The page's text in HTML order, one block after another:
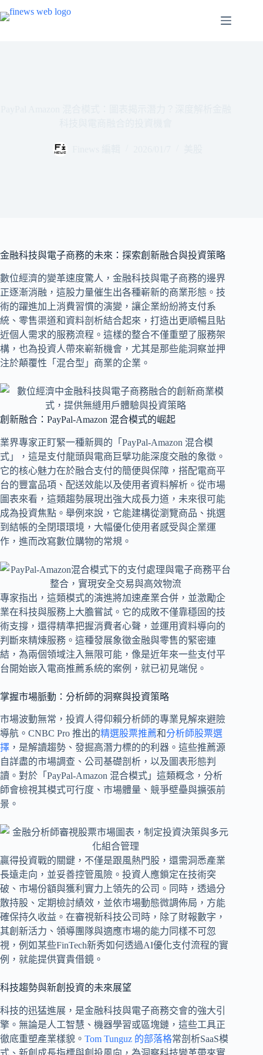
至
金融科技與電子商務的未來：探索創新融合與投資策略
數位經濟的變革速度驚人，金融科技與電子商務的邊界
正逐漸消融，這股力量催生出各種嶄新的商業形態。技
術的躍進加上消費習慣的演變，讓企業紛紛將支付系
統、零售渠道和資料剖析結合起來，打造出更順暢且貼
近個人需求的服務流程。這樣的整合不僅重塑了服務架
構，也為投資人帶來嶄新機會，尤其是那些能洞察並押
注於顛覆性「混合型」商業的企業。
創新融合：PayPal-Amazon 混合模式的崛起
業界專家正盯緊一種新興的「PayPal-Amazon 混合模
式」，這是支付龍頭與電商巨擘功能深度交融的象徵。
它的核心魅力在於融合支付的簡便與保障，搭配電商平
台的豐富品項、配送效能以及使用者資料解析。從市場
圖表來看，這類趨勢展現出強大成長力道，未來很可能
成為投資焦點。舉例來說，它能建構從瀏覽商品、挑選
到結帳的全閉環環境，大幅優化使用者感受與企業運
作，進而改寫數位購物的常規。
專家指出，這類模式的演進將加速產業合併，並激勵企
業在科技與服務上大膽嘗試。它的成敗不僅靠穩固的技
術支撐，還得精準把握消費者心聲，並運用資料導向的
判斷來精煉服務。這種發展象徵金融與零售的緊密連
結，為兩個領域注入無限可能，像是近年來一些支付平
台開始嵌入電商推薦系統的案例，就已初見端倪。
掌握市場脈動：分析師的洞察與投資策略
市場波動無常，投資人得仰賴分析師的專業見解來避險
導航。CNBC Pro 推出的精選股票推薦和分析師股票選
擇 ，是解讀趨勢、發掘高潛力標的的利器。這些推薦源
自詳盡的市場調查、公司基礎剖析，以及圖表形態判
讀。對於「PayPal-Amazon 混合模式」這類概念，分析
師會檢視其模式可行度、市場體量、競爭壁壘與擴張前
景。
贏得投資戰的關鍵，不僅是跟風熱門股，還需洞悉產業
長遠走向，並妥善控管風險。投資人應鎖定在技術突
破、市場份額與獲利實力上領先的公司。同時，透過分
散持股、定期檢討績效，並依市場動態微調佈局，方能
確保持久收益。在審視新科技公司時，除了財報數字，
其創新活力、領導團隊與適應市場的能力同樣不可忽
視，例如某些FinTech新秀如何透過AI優化支付流程的實
例，就能提供寶貴借鏡。
科技趨勢與新創投資的未來展望
科技的迅猛進展，是金融科技與電子商務交會的強大引
擎。無論是人工智慧、機器學習或區塊鏈，這些工具正
徹底重塑產業樣貌。 Tom Tunguz 的部落格常剖析SaaS模